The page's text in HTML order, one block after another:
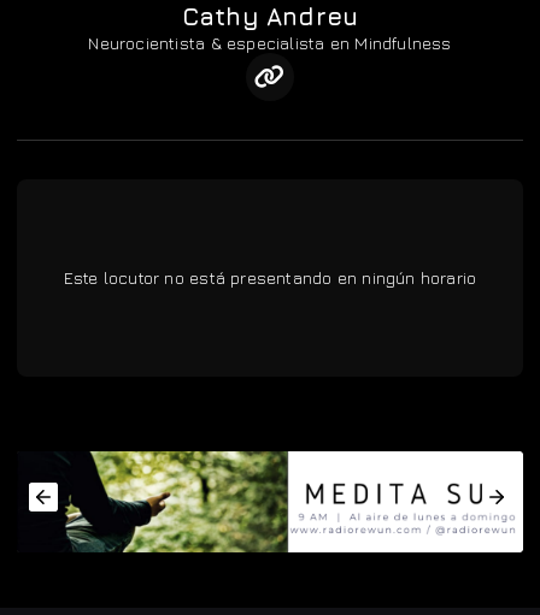
Cathy Andreu
Neurocientista & especialista en Mindfulness
Este locutor no está presentando en ningún horario